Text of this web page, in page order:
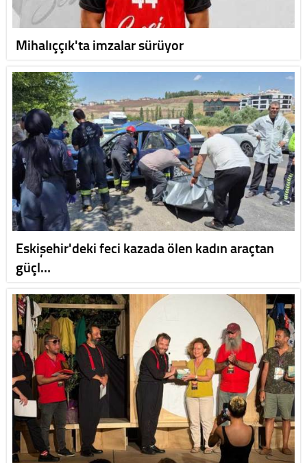
Mihalıççık'ta imzalar sürüyor
Eskişehir'deki feci kazada ölen kadın araçtan
güçl…